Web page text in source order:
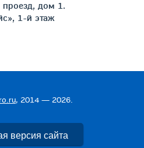
проезд, дом 1.
1-й этаж
, 2014 — 2026.
версия сайта